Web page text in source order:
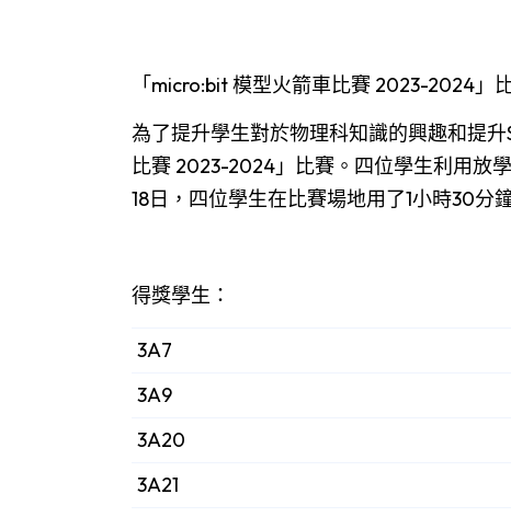
「micro:bit 模型火箭車比賽 2023-2024」
為了提升學生對於物理科知識的興趣和提
比賽 2023-2024」比賽。四位學生利用放
18日，四位學生在比賽場地用了1小時30分
得獎學生：
3A7
3A9
3A20
3A21